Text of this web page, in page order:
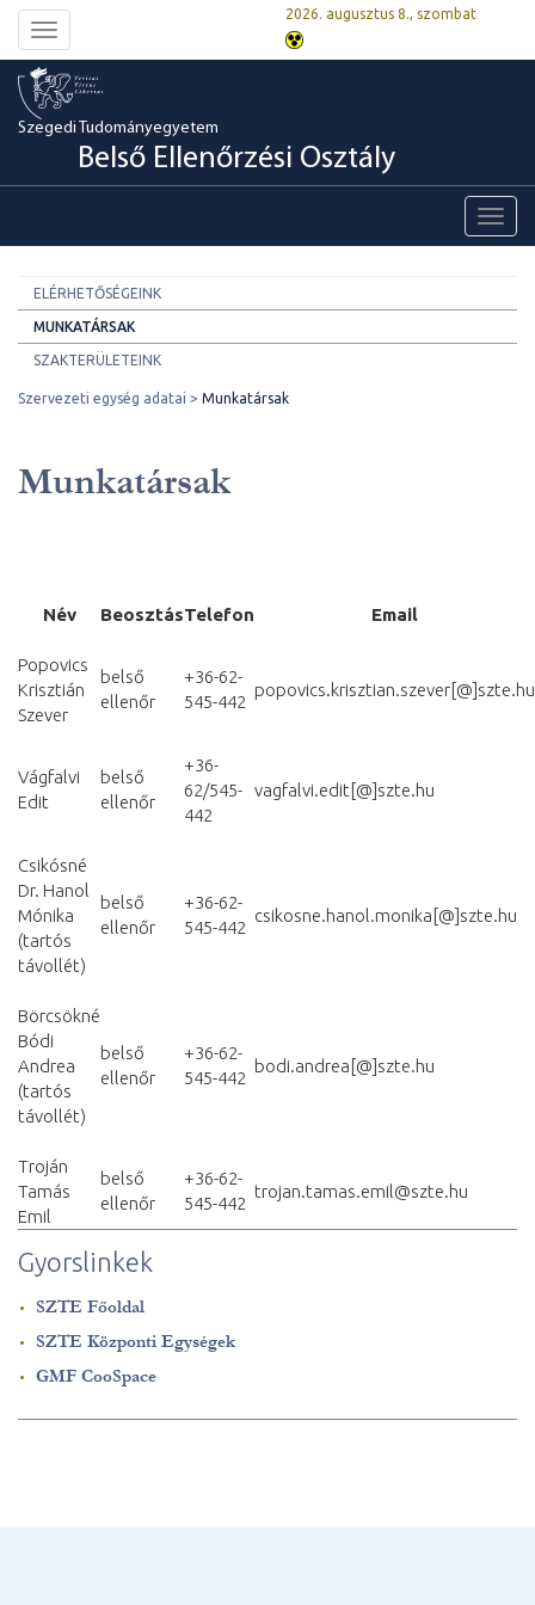
Toggle
navigation
2026. augusztus 8., szombat
Szegedi Tudományegyetem
Belső Ellenőrzési Osztály
ELÉRHETŐSÉGEINK
MUNKATÁRSAK
SZAKTERÜLETEINK
Szervezeti egység adatai Munkatársak
Munkatársak
Név BeosztásTelefon Email
Popovics
Krisztián
Szever
belső
ellenőr
+36-62-
545-442
popovics.krisztian.szever[@]szte.hu
Vágfalvi
Edit
belső
ellenőr
+36-
62/545-
442
vagfalvi.edit[@]szte.hu
Csikósné
Dr. Hanol
Mónika
(tartós
távollét)
belső
ellenőr
+36-62-
545-442
csikosne.hanol.monika[@]szte.hu
Börcsökné
Bódi
Andrea
(tartós
távollét)
belső
ellenőr
+36-62-
545-442
bodi.andrea[@]szte.hu
Troján
Tamás
Emil
belső
ellenőr
+36-62-
545-442
trojan.tamas.emil@szte.hu
Gyorslinkek
SZTE Főoldal
SZTE Központi Egységek
GMF CooSpace